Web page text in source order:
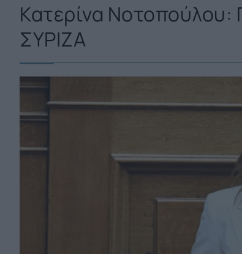
Κατερίνα
ΣΥΡΙΖΑ